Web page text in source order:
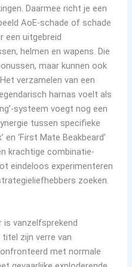
Daarmee richt je een
AoE-schade of schade
een uitgebreid
helmen en wapens. Die
maar kunnen ook
verzamelen van een
harnas voelt als
systeem voegt nog een
tussen specifieke
en ‘First Mate Beakbeard’
krachtige combinatie-
eindeloos experimenteren
zoeken.
is vanzelfsprekend
zijn verre van
met normale